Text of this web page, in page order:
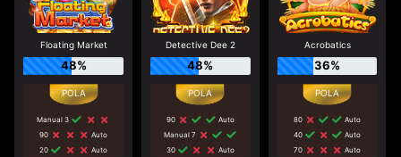
Floating Market
48%
Manual 3
90
Auto
20
Auto
Detective Dee 2
48%
90
Auto
Manual 7
30
Auto
Acrobatics
36%
80
Auto
40
Auto
70
Auto